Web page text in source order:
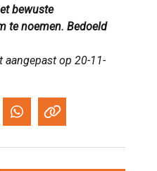
bewuste
te noemen. Bedoeld
aangepast op 20-11-